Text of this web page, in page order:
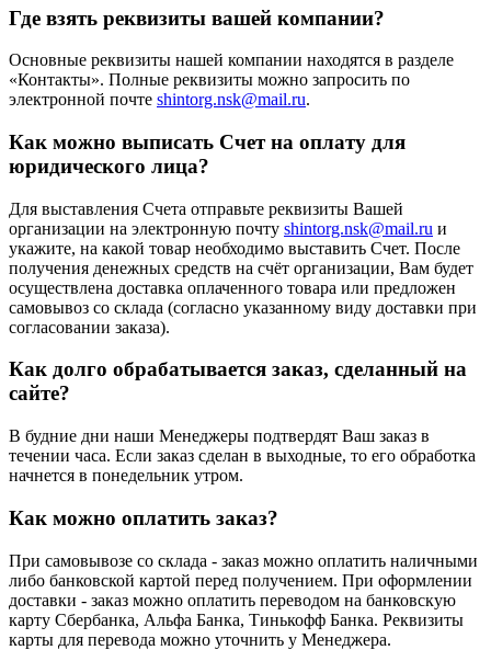
Где взять реквизиты вашей компании?
Основные реквизиты нашей компании находятся в разделе
«Контакты». Полные реквизиты можно запросить по
электронной почте shintorg.nsk@mail.ru.
Как можно выписать Счет на оплату для
юридического лица?
Для выставления Счета отправьте реквизиты Вашей
организации на электронную почту shintorg.nsk@mail.ru и
укажите, на какой товар необходимо выставить Счет. После
получения денежных средств на счёт организации, Вам будет
осуществлена доставка оплаченного товара или предложен
самовывоз со склада (согласно указанному виду доставки при
согласовании заказа).
Как долго обрабатывается заказ, сделанный на
сайте?
В будние дни наши Менеджеры подтвердят Ваш заказ в
течении часа. Если заказ сделан в выходные, то его обработка
начнется в понедельник утром.
Как можно оплатить заказ?
При самовывозе со склада - заказ можно оплатить наличными
либо банковской картой перед получением. При оформлении
доставки - заказ можно оплатить переводом на банковскую
карту Сбербанка, Альфа Банка, Тинькофф Банка. Реквизиты
карты для перевода можно уточнить у Менеджера.